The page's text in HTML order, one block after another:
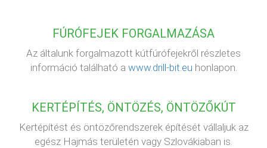
FÚRÓFEJEK FORGALMAZÁSA
Az általunk forgalmazott kútfúrófejekről részletes
információ található a www.drill-bit.eu honlapon.
KERTÉPÍTÉS, ÖNTÖZÉS, ÖNTÖZŐKÚT
Kertépítést és öntözőrendszerek építését vállaljuk az
egész Hajmás területén vagy Szlovákiaban is.